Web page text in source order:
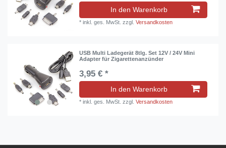
In den Warenkorb
*inkl. ges. MwSt. zzgl.Versandkosten
USB Multi Ladegerät 8tlg. Set 12V / 24V Mini
Adapter für Zigarettenanzünder
3,95 € *
In den Warenkorb
*inkl. ges. MwSt. zzgl.Versandkosten